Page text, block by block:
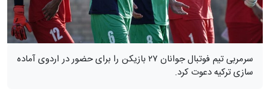
سرمربی تیم فوتبال جوانان ۲۷ بازیکن را برای حضور در اردوی آماده
سازی ترکیه دعوت کرد.